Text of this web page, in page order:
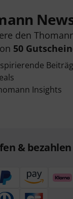
den
50
Insights
& bezahlen